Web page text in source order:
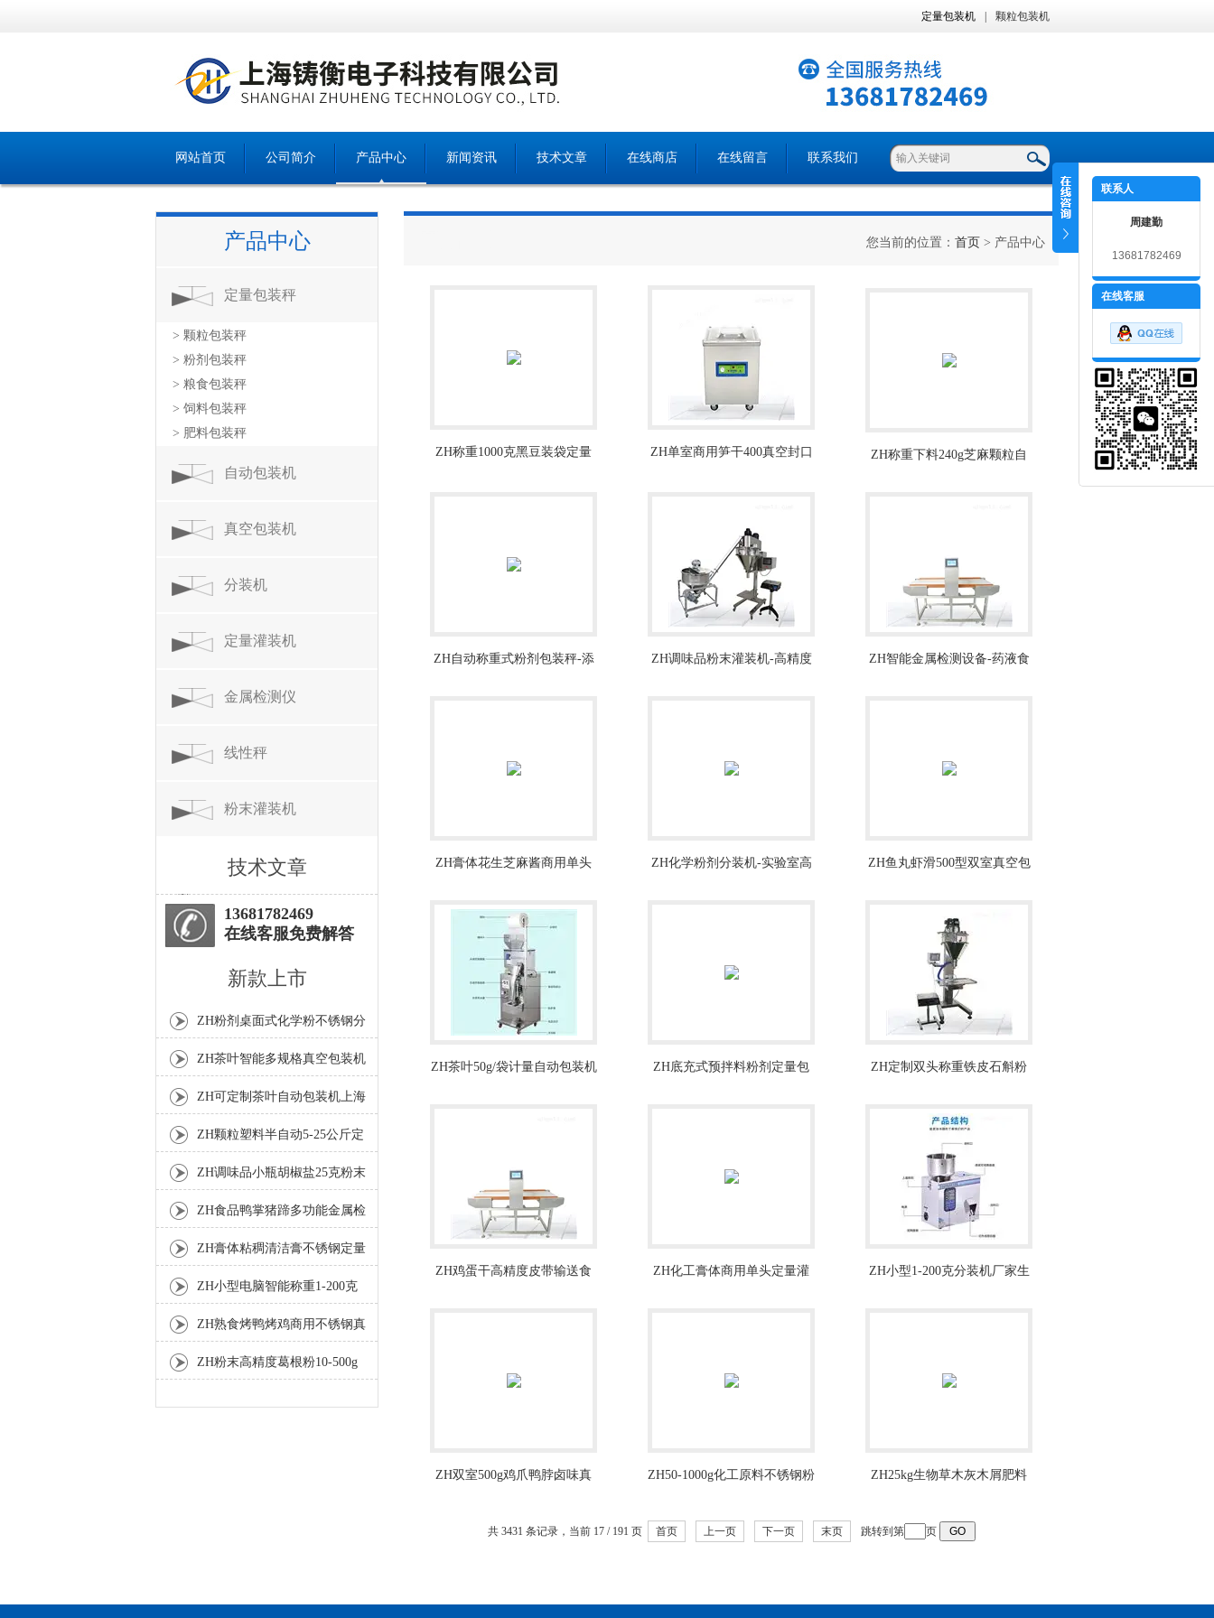
定量包装机 颗粒包装机
网站首页 公司简介 产品中心 新闻资讯 技术文章 在线商店 在线留言 联系我们
产品中心
定量包装秤
> 颗粒包装秤
> 粉剂包装秤
> 粮食包装秤
> 饲料包装秤
> 肥料包装秤
自动包装机
真空包装机
分装机
定量灌装机
金属检测仪
线性秤
粉末灌装机
技术文章
13681782469
在线客服免费解答
新款上市
ZH粉剂桌面式化学粉不锈钢分
装机
ZH茶叶智能多规格真空包装机
上海厂家
ZH可定制茶叶自动包装机上海
厂家
ZH颗粒塑料半自动5-25公斤定
量包装机
ZH调味品小瓶胡椒盐25克粉末
灌装机
ZH食品鸭掌猪蹄多功能金属检
测机
ZH膏体粘稠清洁膏不锈钢定量
灌装机厂家
ZH小型电脑智能称重1-200克
分装机
ZH熟食烤鸭烤鸡商用不锈钢真
空包装机
ZH粉末高精度葛根粉10-500g
您当前的位置： 首页 > 产品中心
ZH称重1000克黑豆装袋定量
ZH单室商用笋干400真空封口
ZH称重下料240g芝麻颗粒自
ZH自动称重式粉剂包装秤-添
ZH调味品粉末灌装机-高精度
ZH智能金属检测设备-药液食
ZH膏体花生芝麻酱商用单头
ZH化学粉剂分装机-实验室高
ZH鱼丸虾滑500型双室真空包
ZH茶叶50g/袋计量自动包装机
ZH底充式预拌料粉剂定量包
ZH定制双头称重铁皮石斛粉
ZH鸡蛋干高精度皮带输送食
ZH化工膏体商用单头定量灌
ZH小型1-200克分装机厂家生
ZH双室500g鸡爪鸭脖卤味真
ZH50-1000g化工原料不锈钢粉
ZH25kg生物草木灰木屑肥料
共 3431 条记录，当前 17 / 191 页 首页 上一页 下一页 末页 跳转到第 页
联系人
周建勤
13681782469
在线客服